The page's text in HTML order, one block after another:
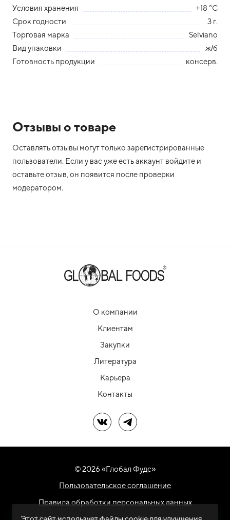
Условия хранения
+18 °С
Срок годности
3 г.
Торговая марка
Selviano
Вид упаковки
ж/б
Готовность продукции
консерв.
Отзывы о товаре
Оставлять отзывы могут только зарегистрированные
пользователи. Если у вас уже есть аккаунт войдите и
оставьте отзыв, он появится после проверки
модератором.
О компании
Клиентам
Закупки
Литература
Карьера
Контакты
Мы в ВКМы в Telegram
© 2026 «Глобал Фудс»
Пользовательское соглашение
Правила обработки персональных данных